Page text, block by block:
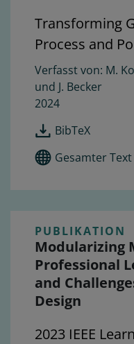
Transforming
Process and
M.
und J. Becker
2024
BibTeX
Gesamter Text
PUBLIKATION
Modularizing
Professional
and
Design
2023 IEEE